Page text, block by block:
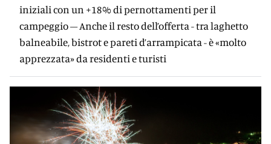
iniziali con un +18% di pernottamenti per il
campeggio – Anche il resto dell’offerta - tra laghetto
balneabile, bistrot e pareti d’arrampicata - è «molto
apprezzata» da residenti e turisti